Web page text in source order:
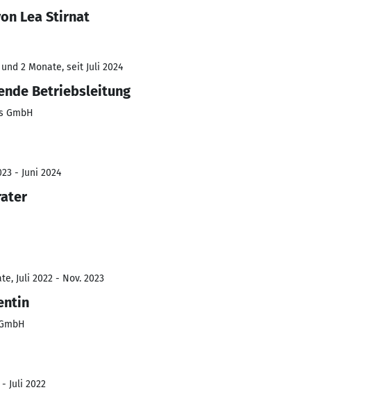
Lea Stirnat
und 2 Monate, seit Juli 2024
Betriebsleitung
GmbH
- Juni 2024
Juli 2022 - Nov. 2023
- Juli 2022